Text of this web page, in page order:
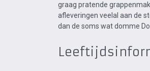
graag pratende
afleveringen veelal aan de
dan de soms wat domme